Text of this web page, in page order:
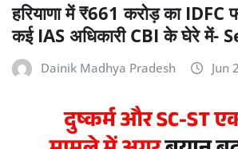
हरियाणा में ₹661 करोड़ का IDFC
कई IAS अधिकारी CBI के घेरे में-
Dainik Madhya Pradesh Jun